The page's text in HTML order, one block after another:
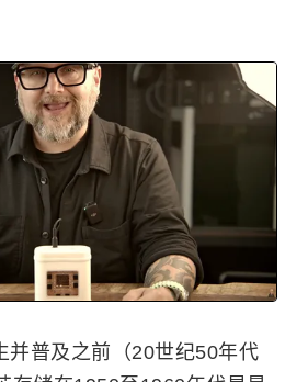
并普及之前（20世纪50年代